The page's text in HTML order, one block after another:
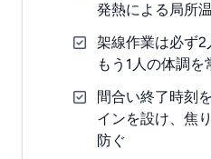
発熱による局所
架線作業は必ず2
もう1人の体調を
間合い終了時刻
インを設け、焦
防ぐ